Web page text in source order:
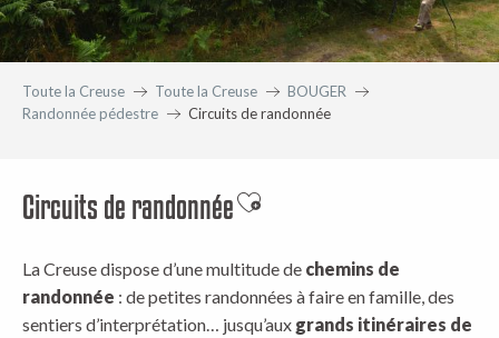
Toute la Creuse Toute la Creuse
BOUGER
Randonnée pédestre
Circuits de randonnée
Circuits de randonnéeAjouter aux favoris
La Creuse dispose d’une multitude de chemins de
randonnée : de petites randonnées à faire en famille, des
sentiers d’interprétation… jusqu’aux grands itinéraires de